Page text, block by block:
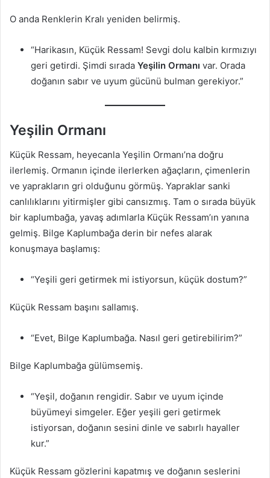
O anda Renklerin Kralı yeniden belirmiş.
“Harikasın, Küçük Ressam! Sevgi dolu kalbin kırmızıyı
geri getirdi. Şimdi sırada Yeşilin Ormanı var. Orada
doğanın sabır ve uyum gücünü bulman gerekiyor.”
Yeşilin Ormanı
Küçük Ressam, heyecanla Yeşilin Ormanı’na doğru
ilerlemiş. Ormanın içinde ilerlerken ağaçların, çimenlerin
ve yaprakların gri olduğunu görmüş. Yapraklar sanki
canlılıklarını yitirmişler gibi cansızmış. Tam o sırada büyük
bir kaplumbağa, yavaş adımlarla Küçük Ressam’ın yanına
gelmiş. Bilge Kaplumbağa derin bir nefes alarak
konuşmaya başlamış:
“Yeşili geri getirmek mi istiyorsun, küçük dostum?”
Küçük Ressam başını sallamış.
“Evet, Bilge Kaplumbağa. Nasıl geri getirebilirim?”
Bilge Kaplumbağa gülümsemiş.
“Yeşil, doğanın rengidir. Sabır ve uyum içinde
büyümeyi simgeler. Eğer yeşili geri getirmek
istiyorsan, doğanın sesini dinle ve sabırlı hayaller
kur.”
Küçük Ressam gözlerini kapatmış ve doğanın seslerini